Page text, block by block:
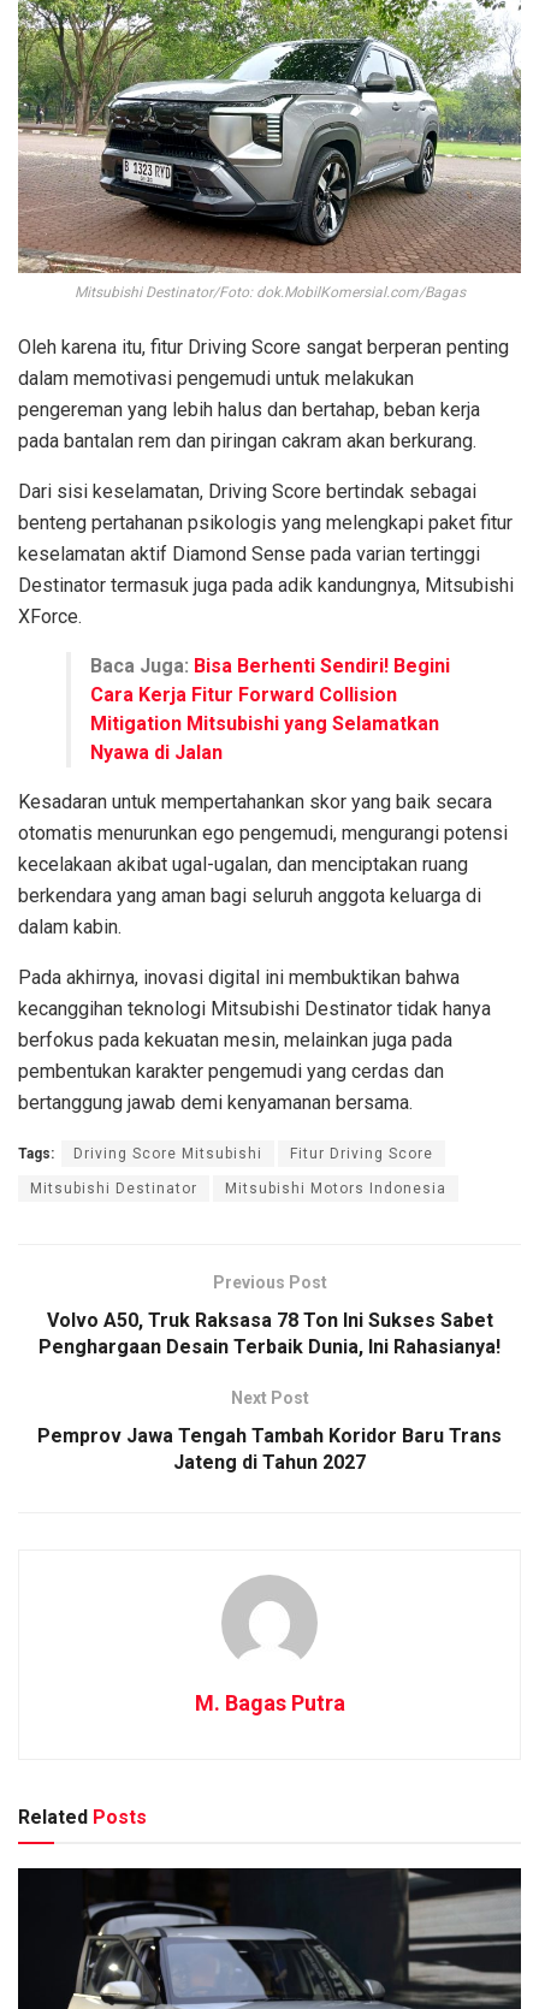
Mitsubishi Destinator/Foto: dok.MobilKomersial.com/Bagas
Oleh karena itu, fitur Driving Score sangat berperan penting
dalam memotivasi pengemudi untuk melakukan
pengereman yang lebih halus dan bertahap, beban kerja
pada bantalan rem dan piringan cakram akan berkurang.
Dari sisi keselamatan, Driving Score bertindak sebagai
benteng pertahanan psikologis yang melengkapi paket fitur
keselamatan aktif Diamond Sense pada varian tertinggi
Destinator termasuk juga pada adik kandungnya, Mitsubishi
XForce.
Baca Juga: Bisa Berhenti Sendiri! Begini
Cara Kerja Fitur Forward Collision
Mitigation Mitsubishi yang Selamatkan
Nyawa di Jalan
Kesadaran untuk mempertahankan skor yang baik secara
otomatis menurunkan ego pengemudi, mengurangi potensi
kecelakaan akibat ugal-ugalan, dan menciptakan ruang
berkendara yang aman bagi seluruh anggota keluarga di
dalam kabin.
Pada akhirnya, inovasi digital ini membuktikan bahwa
kecanggihan teknologi Mitsubishi Destinator tidak hanya
berfokus pada kekuatan mesin, melainkan juga pada
pembentukan karakter pengemudi yang cerdas dan
bertanggung jawab demi kenyamanan bersama.
Tags: Driving Score Mitsubishi Fitur Driving Score
Mitsubishi Destinator Mitsubishi Motors Indonesia
Previous Post
Volvo A50, Truk Raksasa 78 Ton Ini Sukses Sabet
Penghargaan Desain Terbaik Dunia, Ini Rahasianya!
Next Post
Pemprov Jawa Tengah Tambah Koridor Baru Trans
Jateng di Tahun 2027
M. Bagas Putra
Related Posts